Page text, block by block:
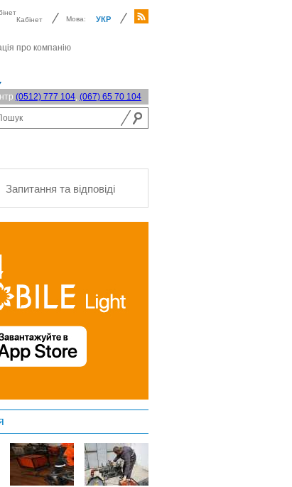
Кабінет Мова: УКР
про компанію
(0512) 777 104, (067) 65 70 104
Запитання та відповіді